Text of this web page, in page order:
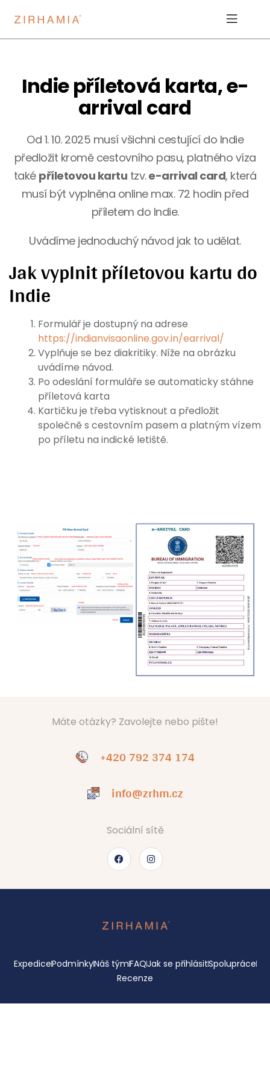
Indie příletová karta, e-
arrival card
Od 1. 10. 2025 musí všichni cestující do Indie
předložit kromě cestovního pasu, platného víza
také příletovou kartu tzv.e-arrival card, která
musí být vyplněna online max. 72 hodin před
příletem do Indie.
Uvádíme jednoduchý návod jak to udělat.
Jak vyplnit příletovou kartu do
Indie
Formulář je dostupný na adrese
https://indianvisaonline.gov.in/earrival/
Vyplňuje se bez diakritiky. Níže na obrázku
uvádíme návod.
Po odeslání formuláře se automaticky stáhne
příletová karta
Kartičku je třeba vytisknout a předložit
společně s cestovním pasem a platným vízem
po příletu na indické letiště.
Máte otázky? Zavolejte nebo pište!
+420 792 374 174
info@zrhm.cz
Sociální sítě
ExpedicePodmínkyNáš týmFAQJak se přihlásitSpolupráce
Recenze